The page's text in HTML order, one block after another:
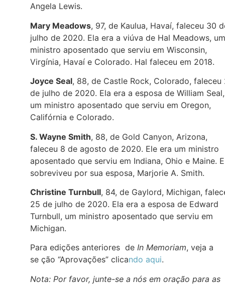
Angela Lewis.
Mary Meadows, 97, de Kaulua, Havaí, faleceu 30
julho de 2020. Ela era a viúva de Hal Meadows, um
ministro aposentado que serviu em Wisconsin,
Virgínia, Havaí e Colorado. Hal faleceu em 2018.
Joyce Seal, 88, de Castle Rock, Colorado, faleceu
de julho de 2020. Ela era a esposa de William Seal,
um ministro aposentado que serviu em Oregon,
Califórnia e Colorado.
S. Wayne Smith, 88, de Gold Canyon, Arizona,
faleceu 8 de agosto de 2020. Ele era um ministro
aposentado que serviu em Indiana, Ohio e Maine.
sobreviveu por sua esposa, Marjorie A. Smith.
Christine Turnbull, 84, de Gaylord, Michigan,
25 de julho de 2020. Ela era a esposa de Edward
Turnbull, um ministro aposentado que serviu em
Michigan.
Para edições anteriores de In Memoriam, veja a
se ção “Aprovações” clicando aqui.
Nota: Por favor, junte-se a nós em oração para as